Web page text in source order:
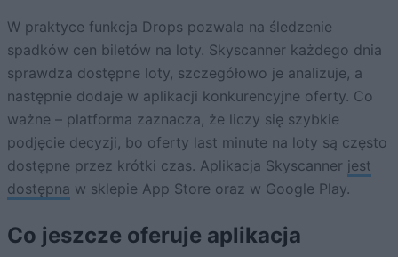
W praktyce funkcja Drops pozwala na śledzenie
spadków cen biletów na loty. Skyscanner każdego dnia
sprawdza dostępne loty, szczegółowo je analizuje, a
następnie dodaje w aplikacji konkurencyjne oferty. Co
ważne – platforma zaznacza, że liczy się szybkie
podjęcie decyzji, bo oferty last minute na loty są często
dostępne przez krótki czas. Aplikacja Skyscanner jest
dostępna w sklepie App Store oraz w Google Play.
Co jeszcze oferuje aplikacja